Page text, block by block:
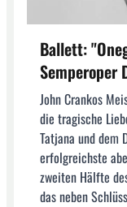
Ballett:
Semperoper
John Crankos
die tragische
Tatjana und dem
erfolgreichste
zweiten Hälfte
das neben